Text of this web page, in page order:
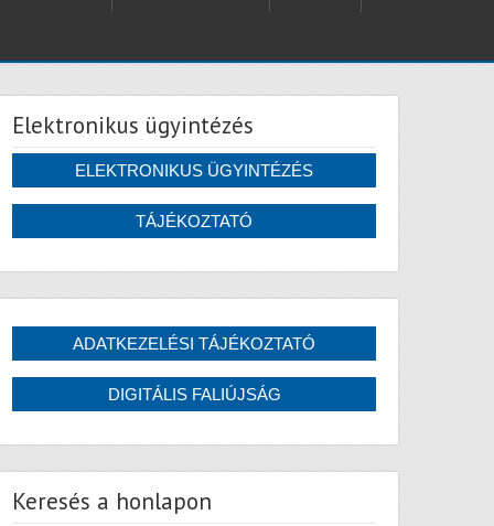
Elektronikus ügyintézés
Keresés a honlapon